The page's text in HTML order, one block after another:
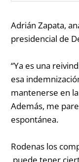
Adrián Zapata,
presidencial de
“Ya es una
esa
mantenerse en
Además, me
espontánea.
Rodenas los